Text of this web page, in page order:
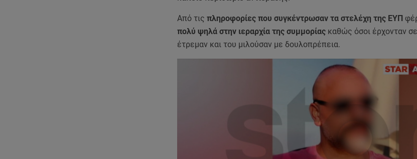
Από τις πληροφορίες που συγκέντρωσαν τα στελέχη της ΕΥΠ
πολύ ψηλά στην ιεραρχία της συμμορίαςκαθώς όσοι έρχονταν
έτρεμαν και του μιλούσαν με δουλοπρέπεια.